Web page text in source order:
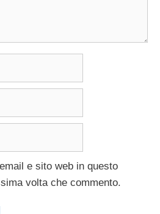
e sito web in questo
volta che commento.